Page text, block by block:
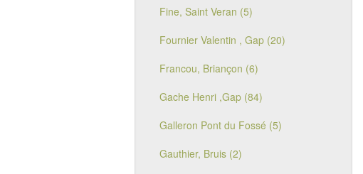
Fine, Saint Veran (5)
Fournier Valentin , Gap (20)
Francou, Briançon (6)
Gache Henri ,Gap (84)
Galleron Pont du Fossé (5)
Gauthier, Bruis (2)